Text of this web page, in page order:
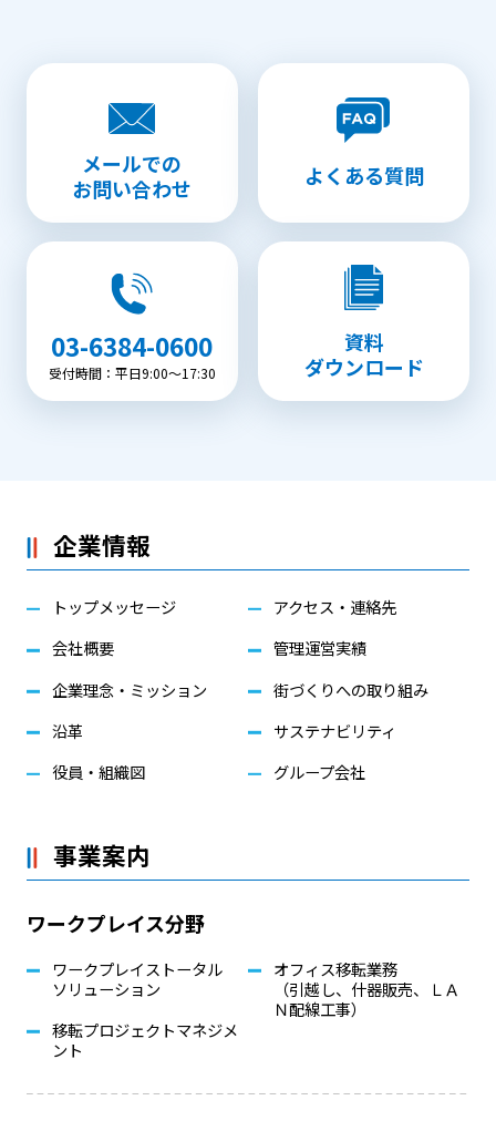
メールでの
お問い合わせ
よくある質問
03-6384-0600
受付時間：平日9:00〜17:30
資料
ダウンロード
企業情報
トップメッセージ
会社概要
企業理念・ミッション
沿革
役員・組織図
アクセス・連絡先
管理運営実績
街づくりへの取り組み
サステナビリティ
グループ会社
事業案内
ワークプレイス分野
ワークプレイストータル
ソリューション
移転プロジェクトマネジメ
ント
オフィス移転業務
（引越し、什器販売、ＬＡ
Ｎ配線工事）